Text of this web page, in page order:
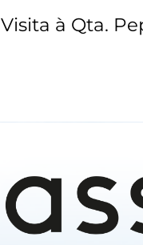
Visita à Qta.